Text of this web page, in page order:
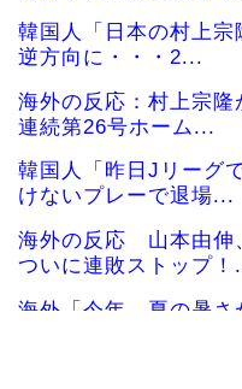
韓国人「日本の村上
逆方向に・・・2...
海外の反応：村上宗
連続第26号ホーム...
韓国人「昨日Jリーグ
けないプレーで退場...
海外の反応 山本由伸
ついに連敗ストップ！
海外「今年、夏の暑